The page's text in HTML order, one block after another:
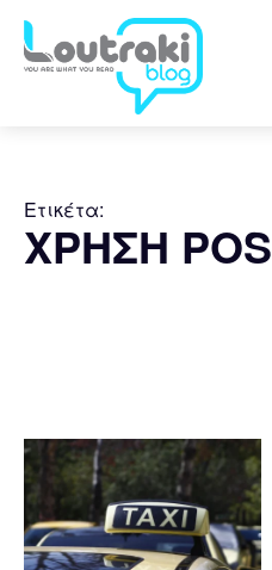
Ετικέτα:
ΧΡΗΣΗ POS